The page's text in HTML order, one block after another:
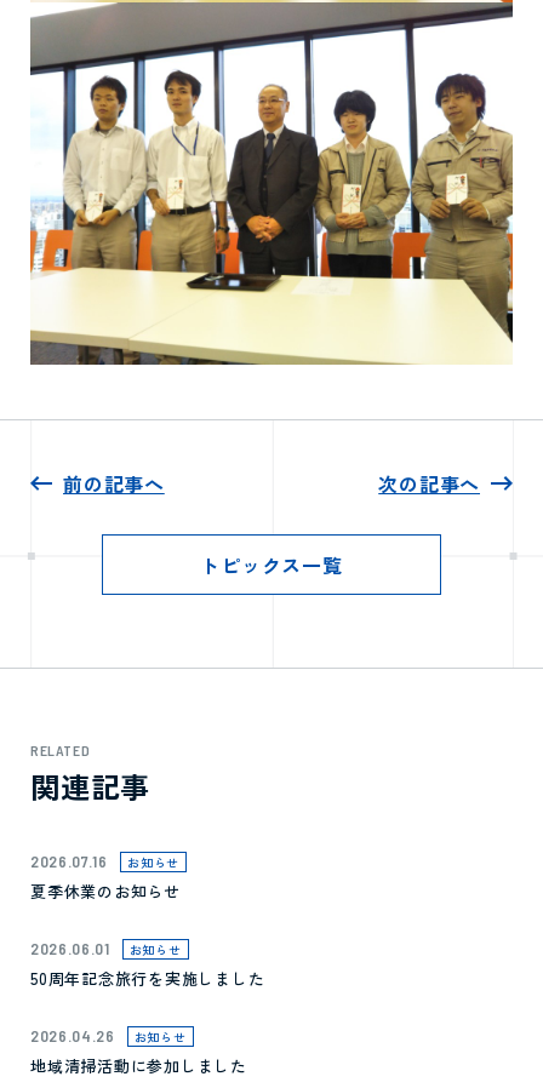
前の記事へ 次の記事へ
トピックス一覧
RELATED
関連記事
2026.07.16 お知らせ
夏季休業のお知らせ
2026.06.01 お知らせ
50周年記念旅行を実施しました
2026.04.26 お知らせ
地域清掃活動に参加しました